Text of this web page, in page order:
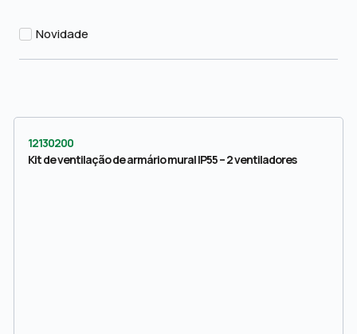
Novidade
12130200
Kit de ventilação de armário mural IP55 – 2 ventiladores